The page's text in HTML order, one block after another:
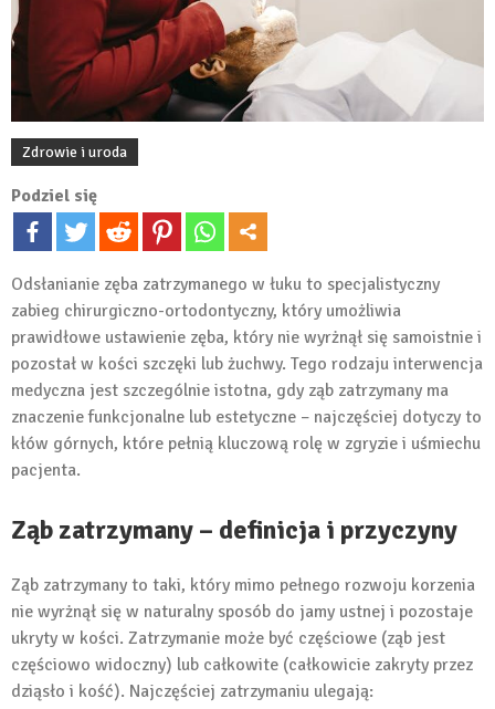
Zdrowie i uroda
Podziel się
Odsłanianie zęba zatrzymanego w łuku to specjalistyczny
zabieg chirurgiczno-ortodontyczny, który umożliwia
prawidłowe ustawienie zęba, który nie wyrżnął się samoistnie i
pozostał w kości szczęki lub żuchwy. Tego rodzaju interwencja
medyczna jest szczególnie istotna, gdy ząb zatrzymany ma
znaczenie funkcjonalne lub estetyczne – najczęściej dotyczy to
kłów górnych, które pełnią kluczową rolę w zgryzie i uśmiechu
pacjenta.
Ząb zatrzymany – definicja i przyczyny
Ząb zatrzymany to taki, który mimo pełnego rozwoju korzenia
nie wyrżnął się w naturalny sposób do jamy ustnej i pozostaje
ukryty w kości. Zatrzymanie może być częściowe (ząb jest
częściowo widoczny) lub całkowite (całkowicie zakryty przez
dziąsło i kość). Najczęściej zatrzymaniu ulegają: